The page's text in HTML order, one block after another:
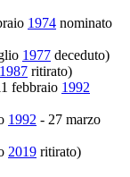
1974 nominato
1977 deceduto)
1987 ritirato)
febbraio 1992
1992 - 27 marzo
2019 ritirato)